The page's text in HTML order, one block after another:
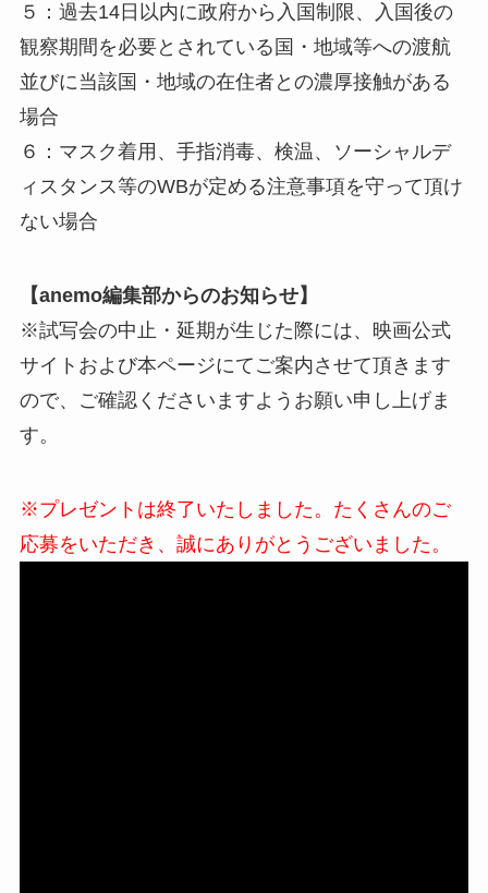
５：過去14日以内に政府から入国制限、入国後の
観察期間を必要とされている国・地域等への渡航
並びに当該国・地域の在住者との濃厚接触がある
場合
６：マスク着用、手指消毒、検温、ソーシャルデ
ィスタンス等のWBが定める注意事項を守って頂け
ない場合
【anemo編集部からのお知らせ】
※試写会の中止・延期が生じた際には、映画公式
サイトおよび本ページにてご案内させて頂きます
ので、ご確認くださいますようお願い申し上げま
す。
※プレゼントは終了いたしました。たくさんのご
応募をいただき、誠にありがとうございました。